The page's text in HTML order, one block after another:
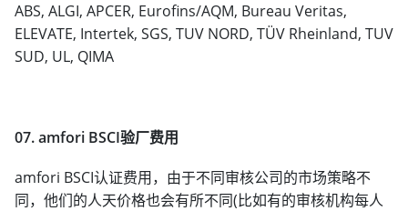
ABS, ALGI, APCER, Eurofins/AQM, Bureau Veritas,
ELEVATE, Intertek, SGS, TUV NORD, TÜV Rheinland, TUV
SUD, UL, QIMA
07. amfori BSCI验厂费用
amfori BSCI认证费用，由于不同审核公司的市场策略不
同，他们的人天价格也会有所不同(比如有的审核机构每人